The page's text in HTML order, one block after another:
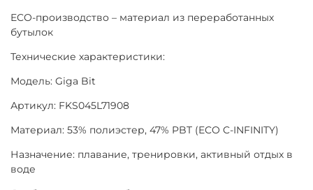
ECO-производство – материал из переработанных
бутылок
Технические характеристики:
Модель: Giga Bit
Артикул: FKS045L71908
Материал: 53% полиэстер, 47% PBT (ECO C-INFINITY)
Назначение: плавание, тренировки, активный отдых в
воде